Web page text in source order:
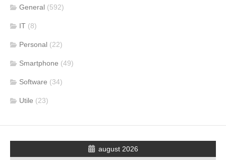
General (592)
IT (8)
Personal (22)
Smartphone (49)
Software (34)
Utile (23)
august 2026